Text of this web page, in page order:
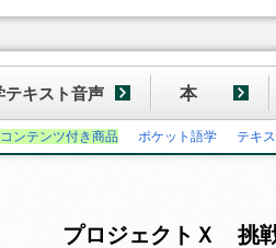
テキスト音声 本
ンテンツ付き商品 ポケット語学 テキ
プロジェクトＸ 挑